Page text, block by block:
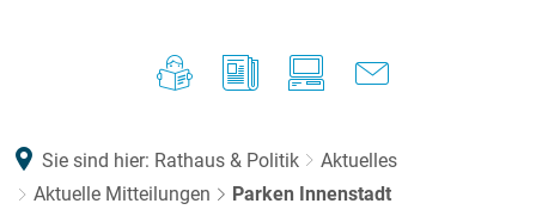
Sie sind hier: Rathaus & Politik
Aktuelles
Aktuelle Mitteilungen
Parken Innenstadt